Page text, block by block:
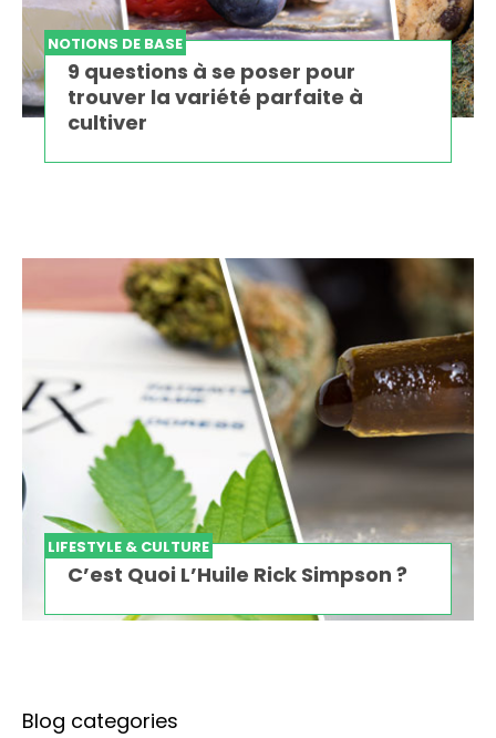
NOTIONS DE BASE
9 questions à se poser pour
trouver la variété parfaite à
cultiver
LIFESTYLE & CULTURE
C’est Quoi L’Huile Rick Simpson ?
Blog categories